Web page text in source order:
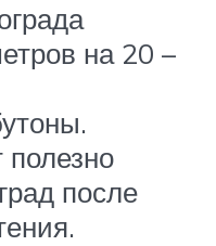
на 20 –
полезно
после